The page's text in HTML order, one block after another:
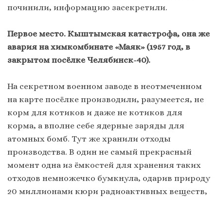
починили, информацию засекретили.
Первое место. Кыштымская катастрофа, она же
авария на химкомбинате «Маяк» (1957 год, в
закрытом посёлке Челябинск-40).
На секретном военном заводе в неотмеченном
на карте посёлке производили, разумеется, не
корм для котиков и даже не котиков для
корма, а вполне себе ядерные заряды для
атомных бомб. Тут же хранили отходы
производства. В один не самый прекрасный
момент одна из ёмкостей для хранения таких
отходов немножечко бумкнула, одарив природу
20 миллионами кюри радиоактивных веществ,